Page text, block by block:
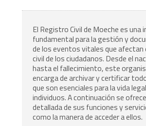
El Registro Civil de Moeche es una
fundamental para la gestión y
de los eventos vitales que afectan
civil de los ciudadanos. Desde el
hasta el fallecimiento, este
encarga de archivar y certificar
que son esenciales para la vida
individuos. A continuación se
detallada de sus funciones y
como la manera de acceder a ellos.